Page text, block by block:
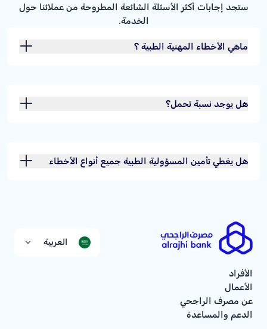
ستجد إجابات أكثر الأسئلة الشائعة المطروحة من عملائنا حول
الخدمة.
ماهي الأخطاء المهنية الطبية ؟
هل يوجد نسبة تحمل؟
هل يغطي تأمين المسؤولية الطبية جميع أنواع الأخطاء
العربية
الأفراد
الأعمال
عن مصرف الراجحي
الدعم والمساعدة